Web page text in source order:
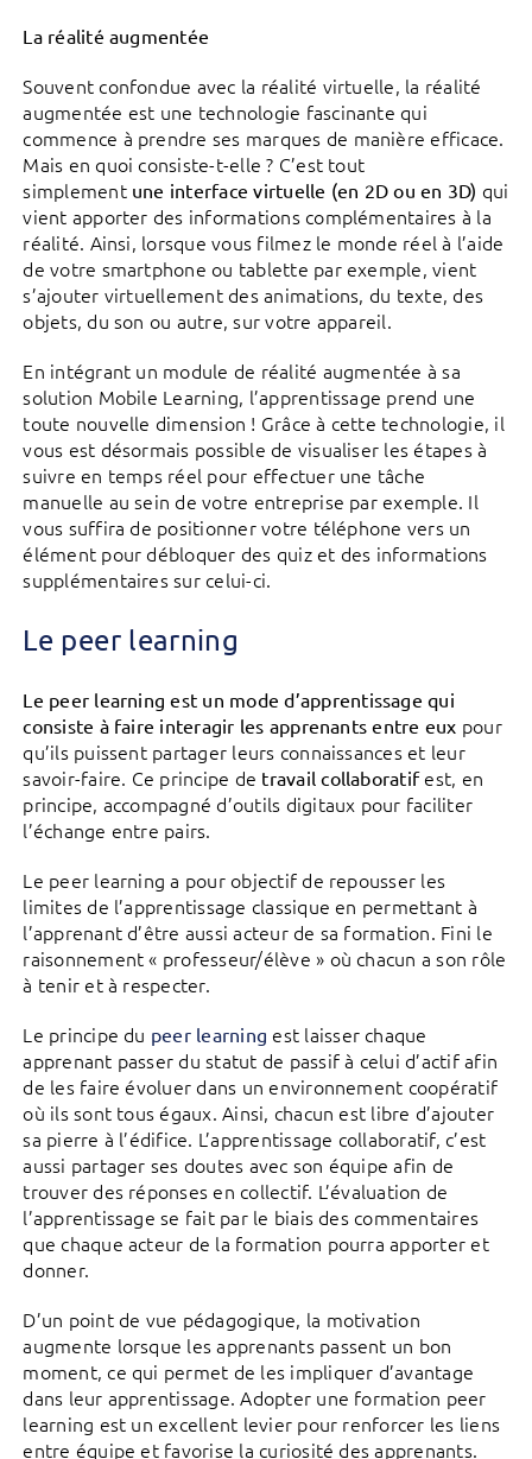
La réalité augmentée
Souvent confondue avec la réalité virtuelle, la réalité
augmentée est une technologie fascinante qui
commence à prendre ses marques de manière efficace.
Mais en quoi consiste-t-elle ? C’est tout
simplement une interface virtuelle (en 2D ou en 3D) qui
vient apporter des informations complémentaires à la
réalité. Ainsi, lorsque vous filmez le monde réel à l’aide
de votre smartphone ou tablette par exemple, vient
s’ajouter virtuellement des animations, du texte, des
objets, du son ou autre, sur votre appareil.
En intégrant un module de réalité augmentée à sa
solution Mobile Learning, l’apprentissage prend une
toute nouvelle dimension ! Grâce à cette technologie, il
vous est désormais possible de visualiser les étapes à
suivre en temps réel pour effectuer une tâche
manuelle au sein de votre entreprise par exemple. Il
vous suffira de positionner votre téléphone vers un
élément pour débloquer des quiz et des informations
supplémentaires sur celui-ci.
Le peer learning
Le peer learning est un mode d’apprentissage qui
consiste à faire interagir les apprenants entre eux pour
qu’ils puissent partager leurs connaissances et leur
savoir-faire. Ce principe de travail collaboratifest, en
principe, accompagné d’outils digitaux pour faciliter
l’échange entre pairs.
Le peer learning a pour objectif de repousser les
limites de l’apprentissage classique en permettant à
l’apprenant d’être aussi acteur de sa formation. Fini le
raisonnement « professeur/élève » où chacun a son rôle
à tenir et à respecter.
Le principe du peer learning est laisser chaque
apprenant passer du statut de passif à celui d’actif afin
de les faire évoluer dans un environnement coopératif
où ils sont tous égaux. Ainsi, chacun est libre d’ajouter
sa pierre à l’édifice. L’apprentissage collaboratif, c’est
aussi partager ses doutes avec son équipe afin de
trouver des réponses en collectif. L’évaluation de
l’apprentissage se fait par le biais des commentaires
que chaque acteur de la formation pourra apporter et
donner.
D’un point de vue pédagogique, la motivation
augmente lorsque les apprenants passent un bon
moment, ce qui permet de les impliquer d’avantage
dans leur apprentissage. Adopter une formation peer
learning est un excellent levier pour renforcer les liens
entre équipe et favorise la curiosité des apprenants.